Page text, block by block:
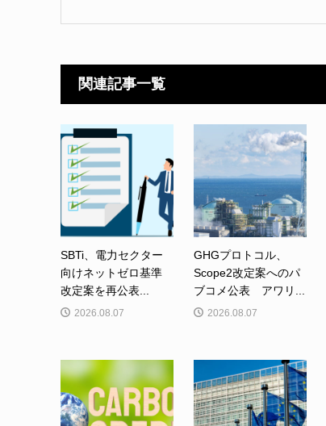
関連記事一覧
SBTi、電力セクター
向けネットゼロ基準
改定案を再公表...
2026.08.07
GHGプロトコル、
Scope2改定案へのパ
ブコメ公表 アワリ...
2026.08.07